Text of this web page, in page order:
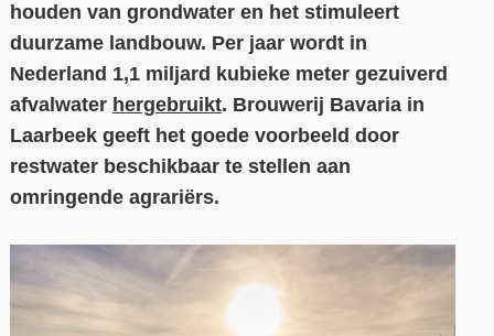
houden van grondwater en het stimuleert
duurzame landbouw. Per jaar wordt in
Nederland 1,1 miljard kubieke meter gezuiverd
afvalwater hergebruikt. Brouwerij Bavaria in
Laarbeek geeft het goede voorbeeld door
restwater beschikbaar te stellen aan
omringende agrariërs.
Weerbaar Dommelland